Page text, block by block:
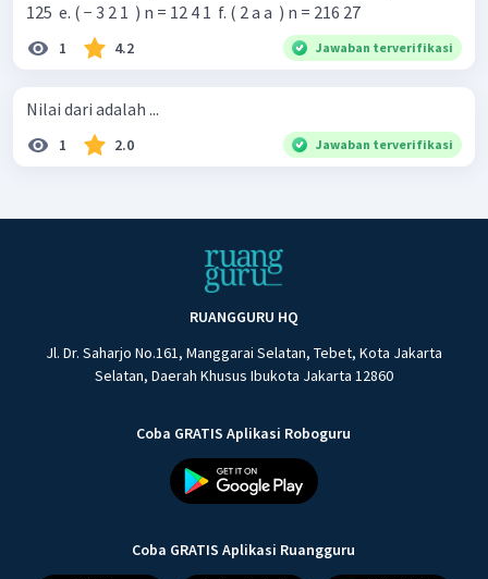
125 ​ e. ( − 3 2 1 ​ ) n = 12 4 1 ​ f. ( 2 a a ​ ) n = 216 27 ​
1 4.2 Jawaban terverifikasi
Nilai dari adalah ...
1 2.0 Jawaban terverifikasi
RUANGGURU HQ
Jl. Dr. Saharjo No.161, Manggarai Selatan, Tebet, Kota Jakarta
Selatan, Daerah Khusus Ibukota Jakarta 12860
Coba GRATIS Aplikasi Roboguru
Coba GRATIS Aplikasi Ruangguru